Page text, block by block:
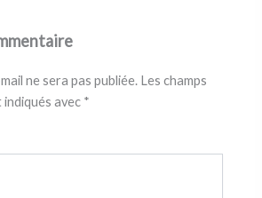
ne sera pas publiée. Les champs
avec *